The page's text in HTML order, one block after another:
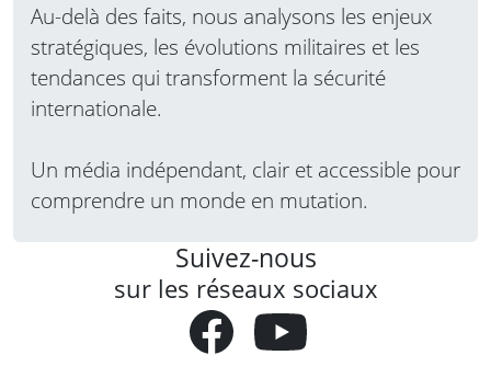
Au-delà des faits, nous analysons les enjeux
stratégiques, les évolutions militaires et les
tendances qui transforment la sécurité
internationale.
Un média indépendant, clair et accessible pour
comprendre un monde en mutation.
Suivez-nous
sur les réseaux sociaux